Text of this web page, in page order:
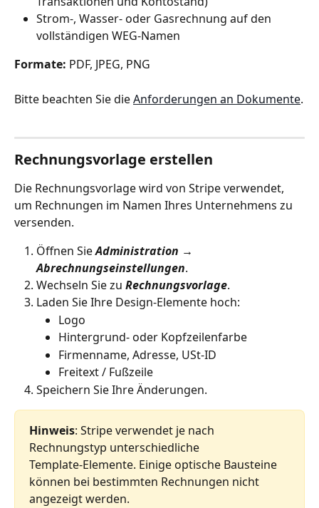
Strom‑, Wasser‑ oder Gasrechnung auf den
vollständigen WEG‑Namen
Formate: PDF, JPEG, PNG
Bitte beachten Sie die Anforderungen an Dokumente.
Rechnungsvorlage erstellen
Die Rechnungsvorlage wird von Stripe verwendet,
um Rechnungen im Namen Ihres Unternehmens zu
versenden.
Öffnen Sie Administration →
Abrechnungseinstellungen.
Wechseln Sie zu Rechnungsvorlage.
Laden Sie Ihre Design‑Elemente hoch:
Logo
Hintergrund‑ oder Kopfzeilenfarbe
Firmenname, Adresse, USt‑ID
Freitext / Fußzeile
Speichern Sie Ihre Änderungen.
Hinweis: Stripe verwendet je nach
Rechnungstyp unterschiedliche
Template‑Elemente. Einige optische Bausteine
können bei bestimmten Rechnungen nicht
angezeigt werden.